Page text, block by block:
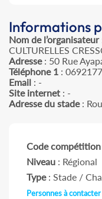
Informations
Nom de l’organisateur
CULTURELLES
Adresse: 50 Rue
Téléphone 1 :
Email : -
Site internet : -
Adresse du stade:
Code compétition
Niveau : Régional
Type: Stade /
Personnes à